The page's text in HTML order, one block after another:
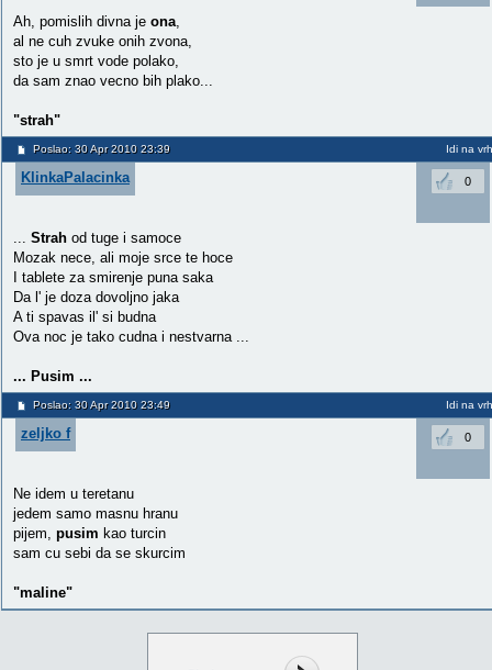
Ah, pomislih divna je ona,
al ne cuh zvuke onih zvona,
sto je u smrt vode polako,
da sam znao vecno bih plako...
"strah"
Poslao: 30 Apr 2010 23:39 Idi na vrh
KlinkaPalacinka 0
... Strah od tuge i samoce
Mozak nece, ali moje srce te hoce
I tablete za smirenje puna saka
Da l' je doza dovoljno jaka
A ti spavas il' si budna
Ova noc je tako cudna i nestvarna ...
... Pusim ...
Poslao: 30 Apr 2010 23:49 Idi na vrh
zeljko f 0
Ne idem u teretanu
jedem samo masnu hranu
pijem, pusim kao turcin
sam cu sebi da se skurcim
"maline"